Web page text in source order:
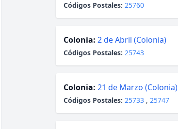
Códigos Postales: 25760
Colonia: 2 de Abril (Colonia)
Códigos Postales: 25743
Colonia: 21 de Marzo (Colonia)
Códigos Postales: 25733 , 25747